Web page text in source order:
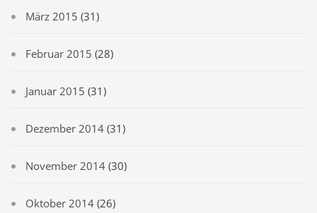
März 2015 (31)
Februar 2015 (28)
Januar 2015 (31)
Dezember 2014 (31)
November 2014 (30)
Oktober 2014 (26)